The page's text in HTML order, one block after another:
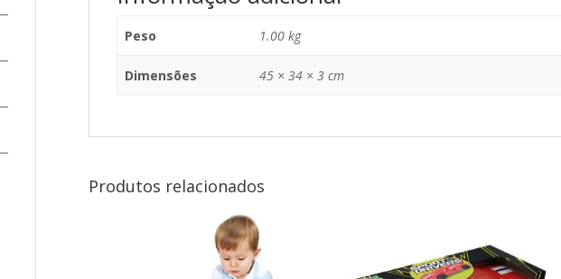
Peso 1.00 kg
Dimensões 45 × 34 × 3 cm
Produtos relacionados